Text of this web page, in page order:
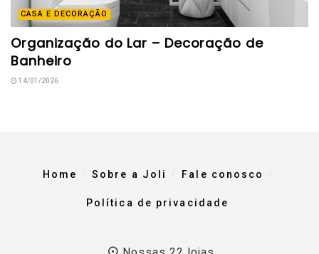
CASA E DECORAÇÃO
Organização do Lar – Decoração de
Banheiro
14/01/2026
Home Sobre a Joli Fale conosco
Política de privacidade